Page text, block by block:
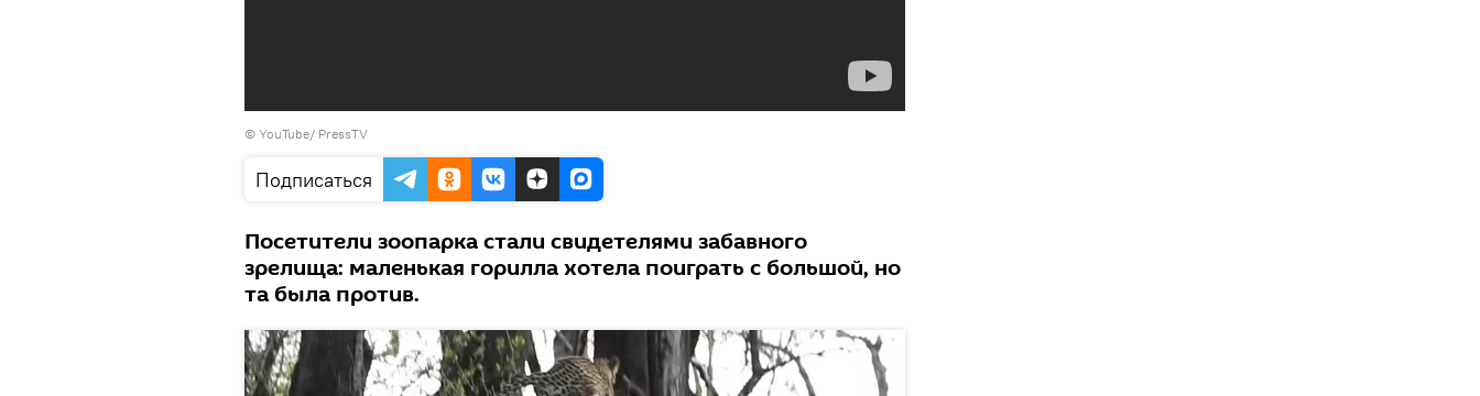
© YouTube/ PressTV
Подписаться
Посетители зоопарка стали свидетелями забавного
зрелища: маленькая горилла хотела поиграть с большой, но
та была против.